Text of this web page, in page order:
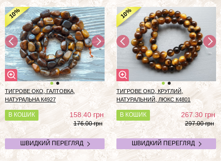
10%
ТИГРОВЕ ОКО, ГАЛТОВКА,
НАТУРАЛЬНА К4927
В КОШИК 158.40грн
176.00 грн
ШВИДКИЙ ПЕРЕГЛЯД
10%
ТИГРОВЕ ОКО, КРУГЛИЙ,
НАТУРАЛЬНИЙ, ЛЮКС К4801
В КОШИК 267.30грн
297.00 грн
ШВИДКИЙ ПЕРЕГЛЯД